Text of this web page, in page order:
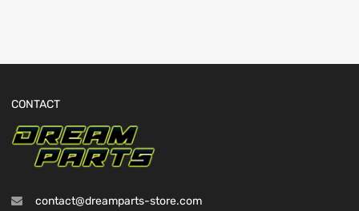
CONTACT
contact@dreamparts-store.com